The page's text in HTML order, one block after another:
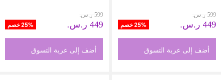
449 ر.س.‏
599 ر.س.‏
25% خصم
أضف إلى عربة التسوق
449 ر.س.‏
599 ر.س.‏
25% خصم
أضف إلى عربة التسوق